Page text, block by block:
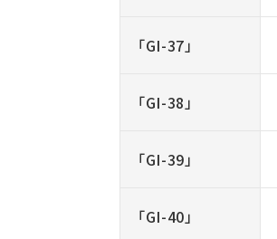
「GI-37」
「GI-38」
「GI-39」
「GI-40」